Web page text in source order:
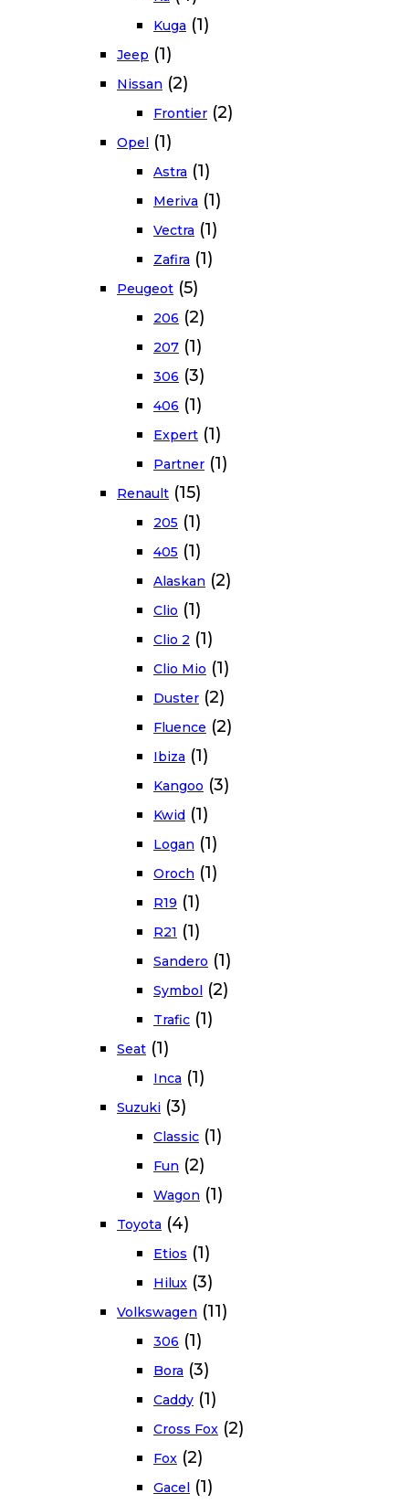
Kuga (1)
Jeep (1)
Nissan (2)
Frontier (2)
Opel (1)
Astra (1)
Meriva (1)
Vectra (1)
Zafira (1)
Peugeot (5)
206 (2)
207 (1)
306 (3)
406 (1)
Expert (1)
Partner (1)
Renault (15)
205 (1)
405 (1)
Alaskan (2)
Clio (1)
Clio 2 (1)
Clio Mio (1)
Duster (2)
Fluence (2)
Ibiza (1)
Kangoo (3)
Kwid (1)
Logan (1)
Oroch (1)
R19 (1)
R21 (1)
Sandero (1)
Symbol (2)
Trafic (1)
Seat (1)
Inca (1)
Suzuki (3)
Classic (1)
Fun (2)
Wagon (1)
Toyota (4)
Etios (1)
Hilux (3)
Volkswagen (11)
306 (1)
Bora (3)
Caddy (1)
Cross Fox (2)
Fox (2)
Gacel (1)